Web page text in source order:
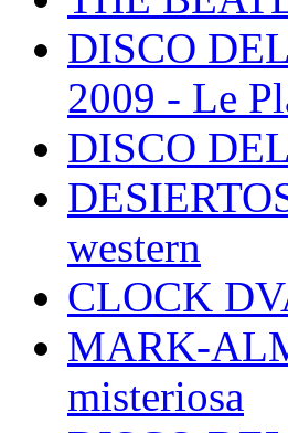
DISCO
2009 - Le
DISCO
western
CLOCK
MARK-
misteriosa